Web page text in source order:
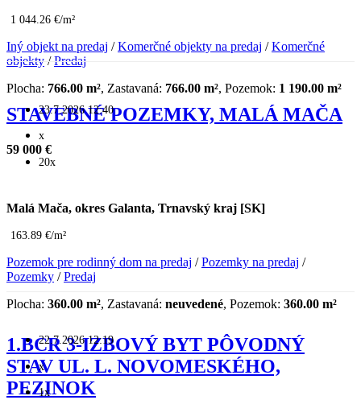
1 044.26 €/m²
Iný objekt na predaj /Komerčné objekty na predaj /Komerčné
objekty /Predaj
Plocha: 766.00 m², Zastavaná: 766.00 m², Pozemok: 1 190.00 m²
23.7.2026 12:40
x
20x
STAVEBNÉ POZEMKY, MALÁ MAČA
59 000 €
Malá Mača, okres Galanta, Trnavský kraj [SK]
163.89 €/m²
Pozemok pre rodinný dom na predaj /Pozemky na predaj /
Pozemky /Predaj
Plocha: 360.00 m², Zastavaná: neuvedené, Pozemok: 360.00 m²
22.7.2026 12:19
x
1x
1.BCR 3-IZBOVÝ BYT PÔVODNÝ
STAV UL. L. NOVOMESKÉHO,
PEZINOK